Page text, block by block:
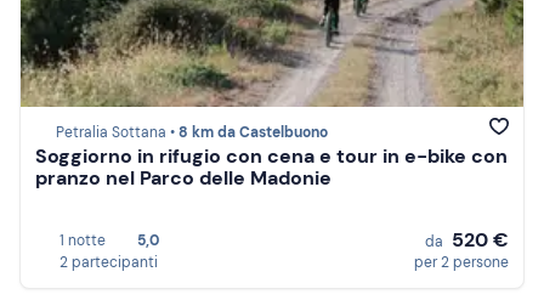
Petralia Sottana •8 km da Castelbuono
Soggiorno in rifugio con cena e tour in e-bike con
pranzo nel Parco delle Madonie
1 notte
5,0
2 partecipanti
da 520 €
per 2 persone